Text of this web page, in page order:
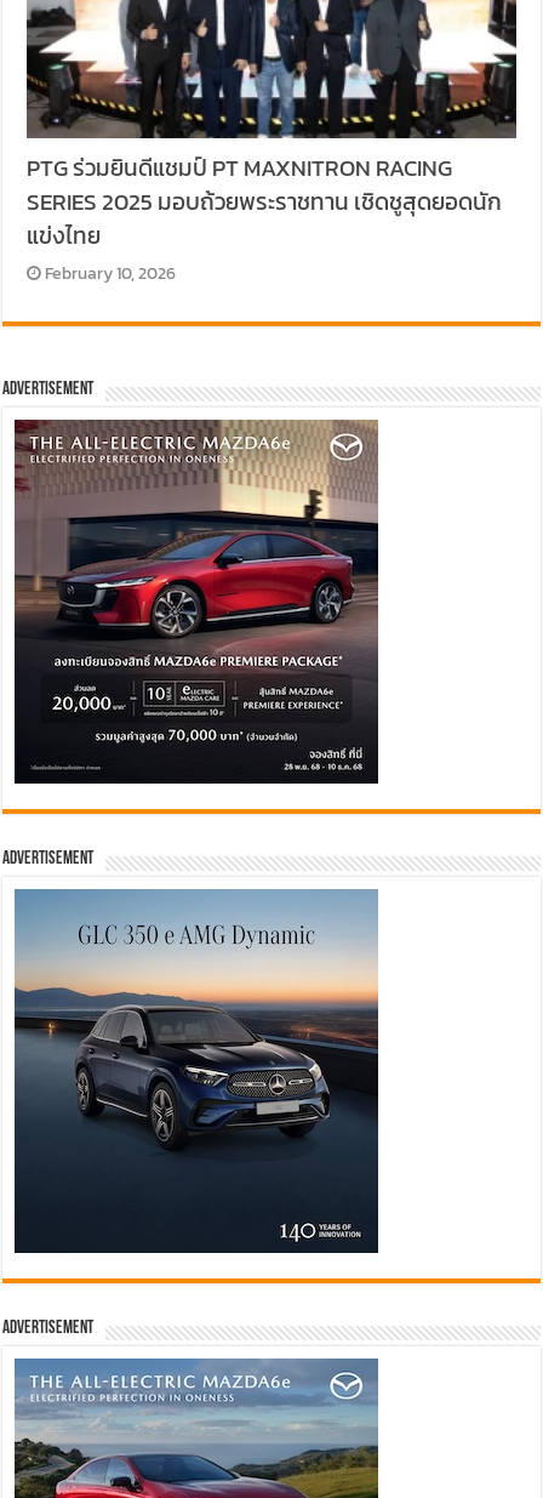
PTG ร่วมยินดีแชมป์ PT MAXNITRON RACING
SERIES 2025 มอบถ้วยพระราชทาน เชิดชูสุดยอดนัก
แข่งไทย
February 10, 2026
Advertisement
Advertisement
Advertisement